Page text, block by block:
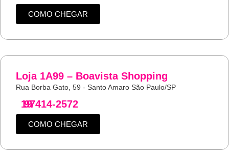
COMO CHEGAR
Loja 1A99 – Boavista Shopping
Rua Borba Gato, 59 - Santo Amaro São Paulo/SP
19
97414-2572
COMO CHEGAR